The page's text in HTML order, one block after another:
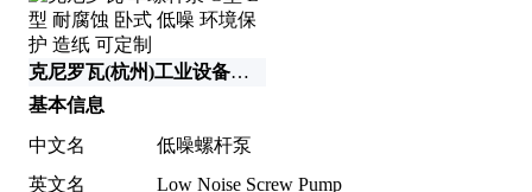
克尼罗瓦(杭州)工业设备有限公司
基本信息
中文名
低噪螺杆泵
英文名
Low Noise Screw Pump